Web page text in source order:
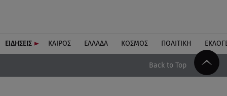
ΕΙΔΗΣΕΙΣ ΚΑΙΡΟΣ ΕΛΛΑΔΑ ΚΟΣΜΟΣ ΠΟΛΙΤΙΚΗ
Back to Top